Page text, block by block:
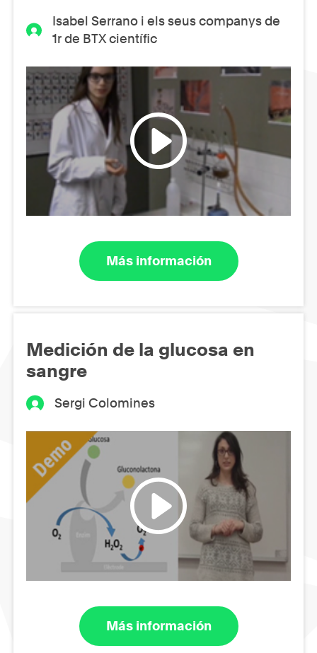
Isabel Serrano i els seus companys de
1r de BTX científic
Más información
Medición de la glucosa en
sangre
Sergi Colomines
Más información